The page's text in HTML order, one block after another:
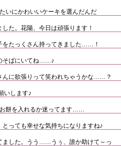
いにかわいいケーキを選んだんだ
た。花陽、今日は頑張ります！
をたっくさん持ってきました……！
そばにいてね……♪
に欲張りって笑われちゃうかな……？
いします♪
餅を入れるか迷ってます……
っても幸せな気持ちになりますね♪
した。うう……うぅ、誰か助けて～っ